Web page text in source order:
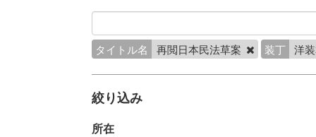
タイトル名 再閲日本民法草案 装丁 洋
絞り込み
所在